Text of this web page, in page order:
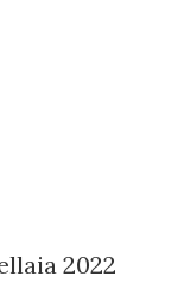
2022